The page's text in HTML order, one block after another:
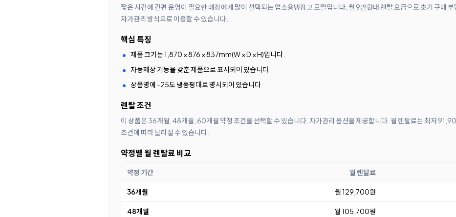
짧은 시간에 간편 운영이 필요한 매장에게 많이 선택되는 업소용냉장고 모델입니다. 월 9만원대 렌탈 요금으로 초기 구매 부
자가관리 방식으로 이용할 수 있습니다.
핵심 특징
제품 크기는 1,870 × 876 × 837mm(W × D × H)입니다.
자동제상 기능을 갖춘 제품으로 표시되어 있습니다.
상품명에 -25도 냉동평대로 명시되어 있습니다.
렌탈 조건
이 상품은 36개월, 48개월, 60개월 약정 조건을 선택할 수 있습니다. 자가관리 옵션을 제공합니다. 월 렌탈료는 최저
조건에 따라 달라질 수 있습니다.
약정별 월 렌탈료 비교
약정 기간 월 렌탈료
36개월 월 129,700원
48개월 월 105,700원